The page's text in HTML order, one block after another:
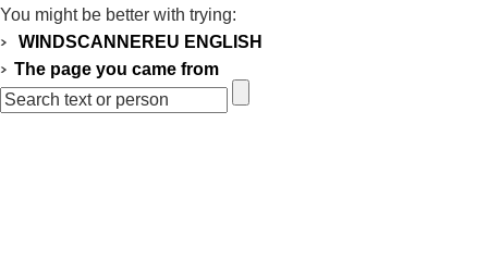
You might be better with trying:
WINDSCANNEREU ENGLISH
The page you came from